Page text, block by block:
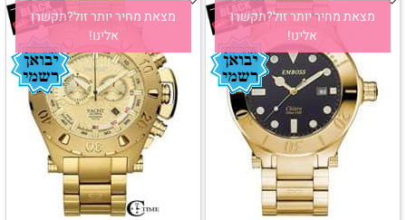
מצאת מחיר יותר זול?תקשרו
אלינו!
מצאת מחיר יותר זול?תקשרו
אלינו!